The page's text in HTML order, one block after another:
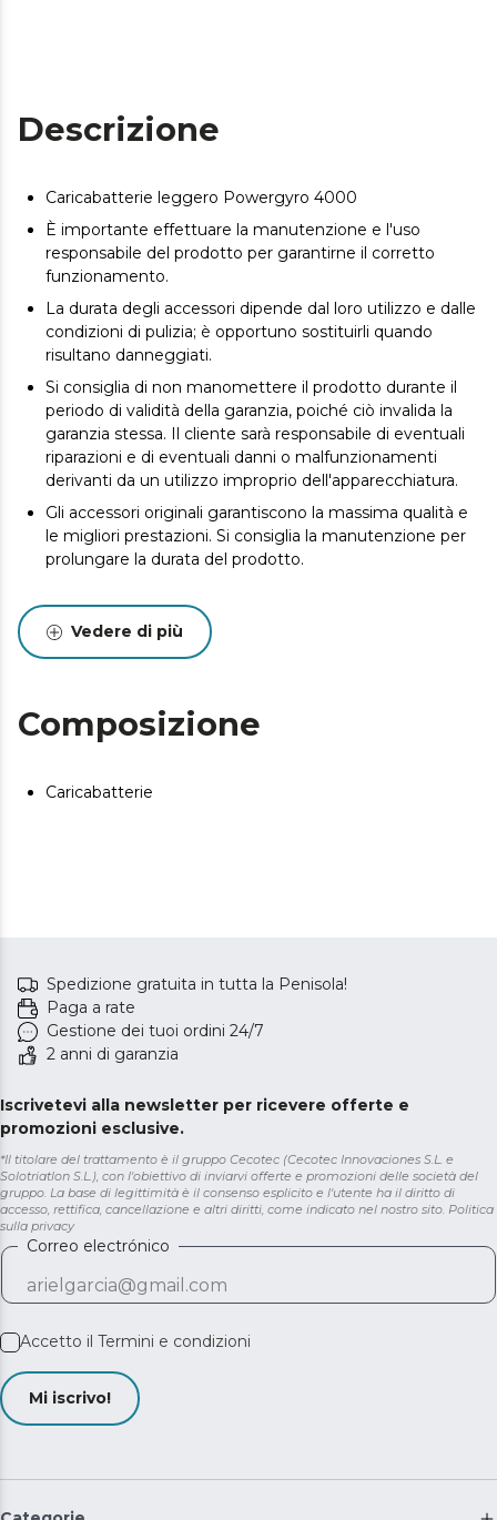
Descrizione
Caricabatterie leggero Powergyro 4000
È importante effettuare la manutenzione e l'uso
responsabile del prodotto per garantirne il corretto
funzionamento.
La durata degli accessori dipende dal loro utilizzo e dalle
condizioni di pulizia; è opportuno sostituirli quando
risultano danneggiati.
Si consiglia di non manomettere il prodotto durante il
periodo di validità della garanzia, poiché ciò invalida la
garanzia stessa. Il cliente sarà responsabile di eventuali
riparazioni e di eventuali danni o malfunzionamenti
derivanti da un utilizzo improprio dell'apparecchiatura.
Gli accessori originali garantiscono la massima qualità e
le migliori prestazioni. Si consiglia la manutenzione per
prolungare la durata del prodotto.
Vedere di più
Composizione
Caricabatterie
Spedizione gratuita in tutta la Penisola!
Paga a rate
Gestione dei tuoi ordini 24/7
2 anni di garanzia
Iscrivetevi alla newsletter per ricevere offerte e
promozioni esclusive.
*Il titolare del trattamento è il gruppo Cecotec (Cecotec Innovaciones S.L. e
Solotriatlon S.L.), con l'obiettivo di inviarvi offerte e promozioni delle società del
gruppo. La base di legittimità è il consenso esplicito e l'utente ha il diritto di
accesso, rettifica, cancellazione e altri diritti, come indicato nel nostro sito. Politica
sulla privacy
Correo electrónico
Accetto il Termini e condizioni
Mi iscrivo!